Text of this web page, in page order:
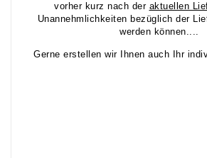
vorher kurz nach der aktuellen
Unannehmlichkeiten bezüglich der
werden können....
Gerne erstellen wir Ihnen auch Ihr